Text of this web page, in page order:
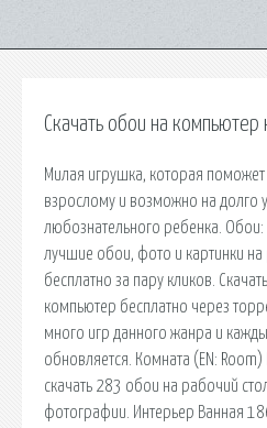
Скачать обои на компьютер
Милая игрушка, которая поможет
взрослому и возможно на долго
любознательного ребенка. Обои:
лучшие обои, фото и картинки на
бесплатно за пару кликов.
компьютер бесплатно через
много игр данного жанра и
обновляется. Комната (EN:
скачать 283 обои на рабочий
фотографии. Интерьер Ванная